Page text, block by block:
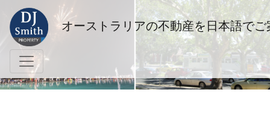
オーストラリアの不動産を日本語でご